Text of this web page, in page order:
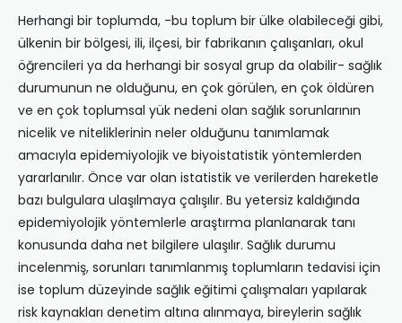
Herhangi bir toplumda, -bu toplum bir ülke olabileceği gibi,
ülkenin bir bölgesi, ili, ilçesi, bir fabrikanın çalışanları, okul
öğrencileri ya da herhangi bir sosyal grup da olabilir- sağlık
durumunun ne olduğunu, en çok görülen, en çok öldüren
ve en çok toplumsal yük nedeni olan sağlık sorunlarının
nicelik ve niteliklerinin neler olduğunu tanımlamak
amacıyla epidemiyolojik ve biyoistatistik yöntemlerden
yararlanılır. Önce var olan istatistik ve verilerden hareketle
bazı bulgulara ulaşılmaya çalışılır. Bu yetersiz kaldığında
epidemiyolojik yöntemlerle araştırma planlanarak tanı
konusunda daha net bilgilere ulaşılır. Sağlık durumu
incelenmiş, sorunları tanımlanmış toplumların tedavisi için
ise toplum düzeyinde sağlık eğitimi çalışmaları yapılarak
risk kaynakları denetim altına alınmaya, bireylerin sağlık